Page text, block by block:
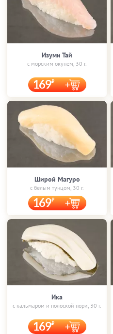
Изуми Тай
с морским окунем, 30 г.
169
Широй Магуро
с белым тунцом, 30 г.
169
Ика
с кальмаром и полоской нори, 30 г.
169